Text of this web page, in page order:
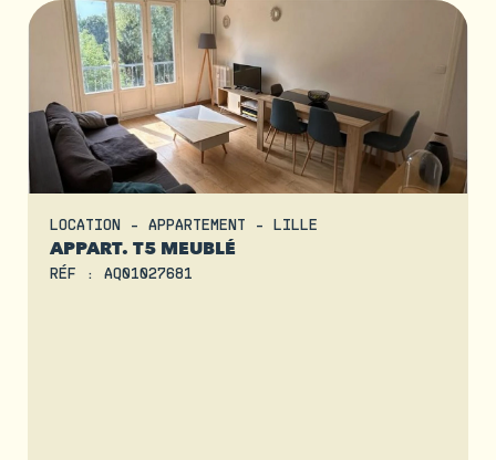
LOCATION - APPARTEMENT - LILLE
APPART. T5 MEUBLÉ
RÉF : AQ01027681